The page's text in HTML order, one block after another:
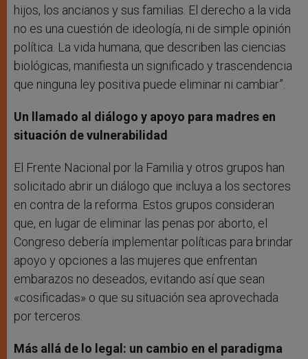
hijos, los ancianos y sus familias. El derecho a la vida
no es una cuestión de ideología, ni de simple opinión
política. La vida humana, que describen las ciencias
biológicas, manifiesta un significado y trascendencia
que ninguna ley positiva puede eliminar ni cambiar”.
Un llamado al diálogo y apoyo para madres en
situación de vulnerabilidad
El Frente Nacional por la Familia y otros grupos han
solicitado abrir un diálogo que incluya a los sectores
en contra de la reforma. Estos grupos consideran
que, en lugar de eliminar las penas por aborto, el
Congreso debería implementar políticas para brindar
apoyo y opciones a las mujeres que enfrentan
embarazos no deseados, evitando así que sean
«cosificadas» o que su situación sea aprovechada
por terceros.
Más allá de lo legal: un cambio en el paradigma